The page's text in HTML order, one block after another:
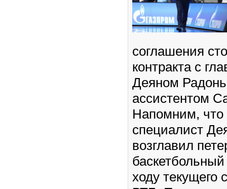
соглашения
контракта с
Деяном
ассистентом
Напомним, что
специалист
возглавил
ходу текущего